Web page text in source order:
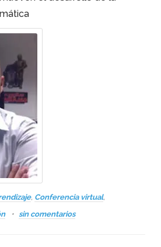
, Conferencia virtual,
sin comentarios